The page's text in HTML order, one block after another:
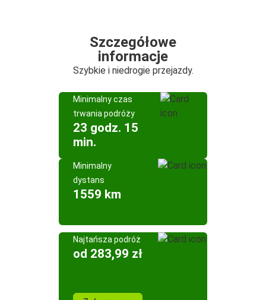
Szczegółowe
informacje
Szybkie i niedrogie przejazdy.
Minimalny czas
trwania podróży
23 godz. 15
min.
Minimalny
dystans
1559 km
Najtańsza podróż
od 283,99 zł